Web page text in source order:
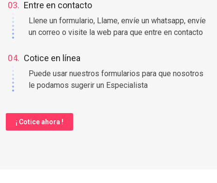
03. Entre en contacto
Llene un formulario, Llame, envíe un whatsapp, envíe
un correo o visite la web para que entre en contacto
04. Cotice en línea
Puede usar nuestros formularios para que nosotros
le podamos sugerir un Especialista
¡ Cotice ahora !